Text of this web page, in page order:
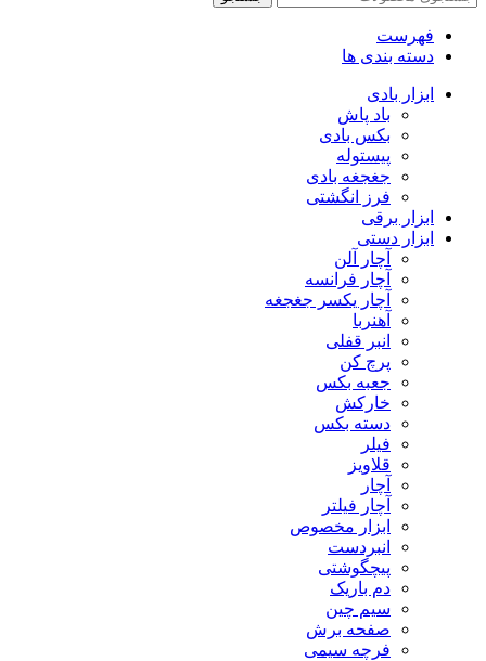
فهرست
دسته بندی ها
ابزار بادی
باد پاش
بکس بادی
پیستوله
جغجغه بادی
فرز انگشتی
ابزار برقی
ابزار دستی
آچار آلن
آچار فرانسه
آچار یکسر جغجغه
آهنربا
انبر قفلی
پرچ کن
جعبه بکس
خارکش
دسته بکس
فیلر
قلاویز
آچار
آچار فیلتر
ابزار مخصوص
انبردست
پیچگوشتی
دم باریک
سیم چین
صفحه برش
فرچه سیمی